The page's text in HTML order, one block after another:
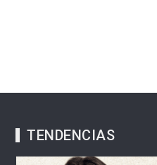
TENDENCIAS